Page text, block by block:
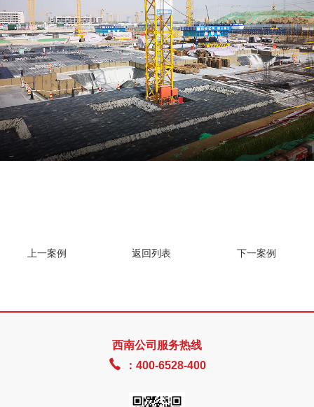
上一案例 返回列表 下一案例
西南公司服务热线
 ：400-6528-400